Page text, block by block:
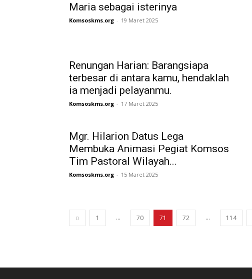
Maria sebagai isterinya
Komsoskms.org - 19 Maret 2025
Renungan Harian: Barangsiapa
terbesar di antara kamu, hendaklah
ia menjadi pelayanmu.
Komsoskms.org - 17 Maret 2025
Mgr. Hilarion Datus Lega
Membuka Animasi Pegiat Komsos
Tim Pastoral Wilayah...
Komsoskms.org - 15 Maret 2025
1 ... 70 71 72 ... 114